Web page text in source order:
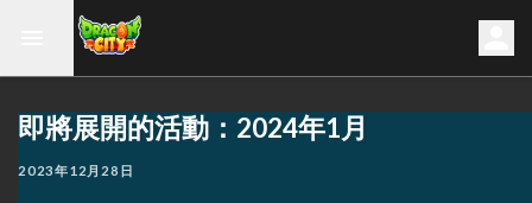
即將展開的活動：2024年1月
2023年12月28日